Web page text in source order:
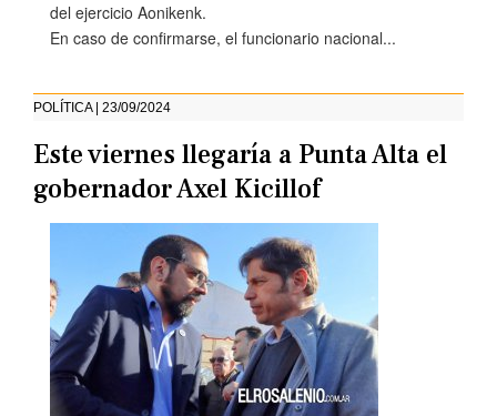
del ejercicio Aonikenk.
En caso de confirmarse, el funcionario nacional...
POLÍTICA | 23/09/2024
Este viernes llegaría a Punta Alta el
gobernador Axel Kicillof